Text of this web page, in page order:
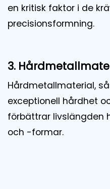
en kritisk faktor i de
precisionsformning.
3.
Hårdmetallmaterial,
exceptionell hårdhet
förbättrar livslängden
och -formar.